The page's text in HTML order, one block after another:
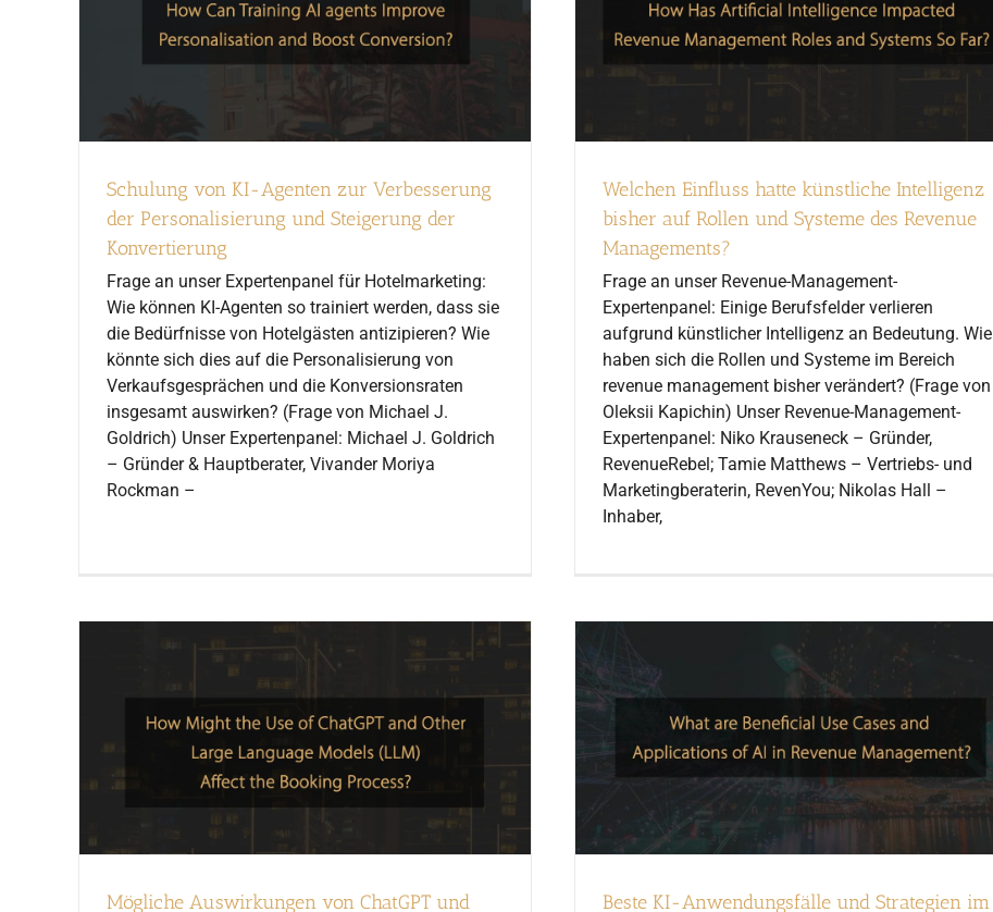
Schulung von KI-Agenten zur Verbesserung
der Personalisierung und Steigerung der
Konvertierung
Frage an unser Expertenpanel für Hotelmarketing:
Wie können KI-Agenten so trainiert werden, dass sie
die Bedürfnisse von Hotelgästen antizipieren? Wie
könnte sich dies auf die Personalisierung von
Verkaufsgesprächen und die Konversionsraten
insgesamt auswirken? (Frage von Michael J.
Goldrich) Unser Expertenpanel: Michael J. Goldrich
– Gründer & Hauptberater, Vivander Moriya
Rockman –
Welchen Einfluss hatte künstliche Intelligenz
bisher auf Rollen und Systeme des Revenue
Managements?
Frage an unser Revenue-Management-
Expertenpanel: Einige Berufsfelder verlieren
aufgrund künstlicher Intelligenz an Bedeutung. Wie
haben sich die Rollen und Systeme im Bereich
revenue management bisher verändert? (Frage von
Oleksii Kapichin) Unser Revenue-Management-
Expertenpanel: Niko Krauseneck – Gründer,
RevenueRebel; Tamie Matthews – Vertriebs- und
Marketingberaterin, RevenYou; Nikolas Hall –
Inhaber,
Mögliche Auswirkungen von ChatGPT und
Beste KI-Anwendungsfälle und Strategien im